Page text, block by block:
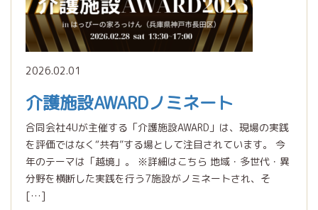
2026.02.01
介護施設AWARDノミネート
合同会社4Uが主催する「介護施設AWARD」は、現場の実践
を評価ではなく“共有”する場として注目されています。 今
年のテーマは「越境」。 ※詳細はこちら 地域・多世代・異
分野を横断した実践を行う7施設がノミネートされ、そ
[…]